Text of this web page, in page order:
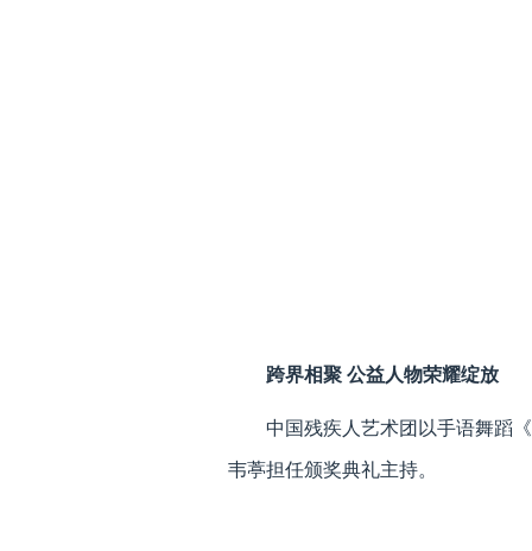
跨界相聚 公益人物荣耀绽放
中国残疾人艺术团以手语舞蹈
韦葶担任颁奖典礼主持。